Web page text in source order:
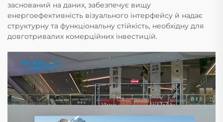
заснований на даних, забезпечує вищу
енергоефективність візуального інтерфейсу й надає
структурну та функціональну стійкість, необхідну для
довготривалих комерційних інвестицій.